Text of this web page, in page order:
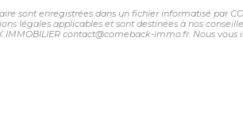
sont enregistrées dans un fichier informatisé par
légales applicables et sont destinées à nos
contact@comeback-immo.fr. Nous